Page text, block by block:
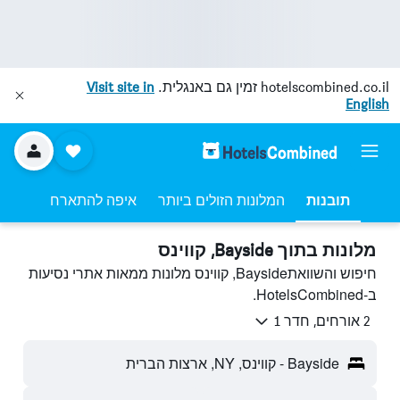
hotelscombined.co.il זמין גם באנגלית. Visit site in
English
תובנות המלונות הזולים ביותר איפה להתארח
מלונות בתוך Bayside, קווינס
חיפוש והשוואתBayside, קווינס מלונות ממאות אתרי נסיעות
ב-HotelsCombined.
2 אורחים, חדר 1
Bayside - קווינס, NY, ארצות הברית